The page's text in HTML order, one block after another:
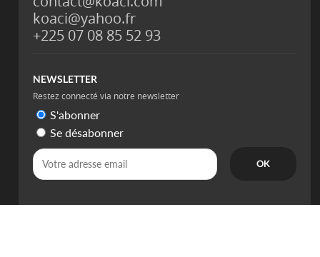
koaci@yahoo.fr
+225 07 08 85 52 93
NEWSLETTER
Restez connecté via notre newsletter
S'abonner
Se désabonner